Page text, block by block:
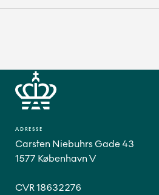
ADRESSE
Carsten Niebuhrs Gade 43
1577 København V
CVR 18632276